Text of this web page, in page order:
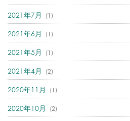
2021年7月 (1)
2021年6月 (1)
2021年5月 (1)
2021年4月 (2)
2020年11月 (1)
2020年10月 (2)